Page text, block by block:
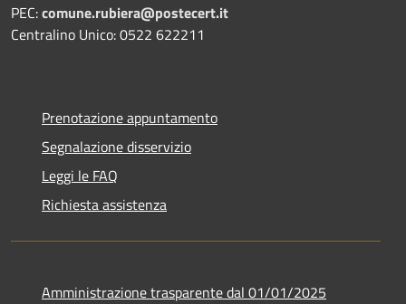
PEC:comune.rubiera@postecert.it
Centralino Unico: 0522 622211
Prenotazione appuntamento
Segnalazione disservizio
Leggi le FAQ
Richiesta assistenza
Amministrazione trasparente dal 01/01/2025